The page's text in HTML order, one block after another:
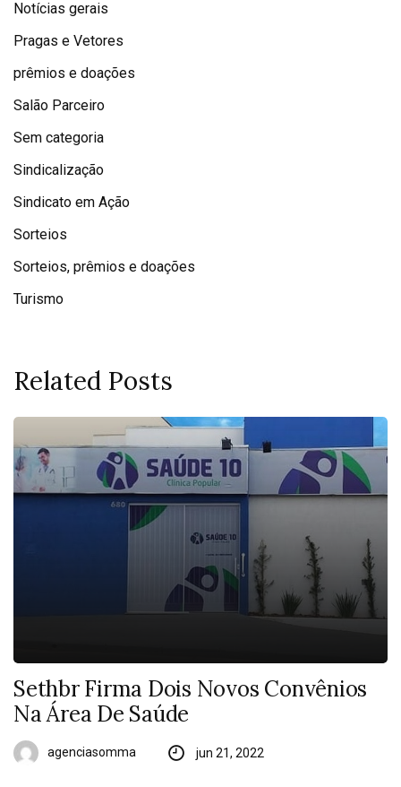
Notícias gerais
Pragas e Vetores
prêmios e doações
Salão Parceiro
Sem categoria
Sindicalização
Sindicato em Ação
Sorteios
Sorteios, prêmios e doações
Turismo
Related Posts
Sethbr Firma Dois Novos Convênios
Na Área De Saúde
agenciasomma jun 21, 2022